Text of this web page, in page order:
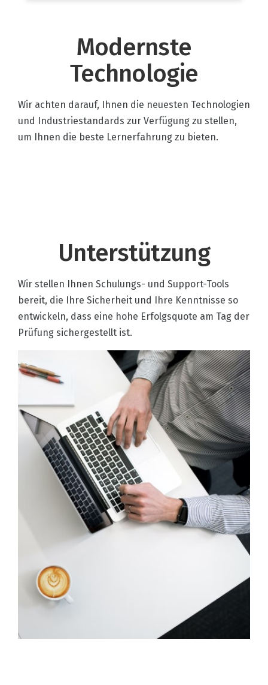
Modernste
Technologie
Wir achten darauf, Ihnen die neuesten Technologien
und Industriestandards zur Verfügung zu stellen,
um Ihnen die beste Lernerfahrung zu bieten.
Unterstützung
Wir stellen Ihnen Schulungs- und Support-Tools
bereit, die Ihre Sicherheit und Ihre Kenntnisse so
entwickeln, dass eine hohe Erfolgsquote am Tag der
Prüfung sichergestellt ist.